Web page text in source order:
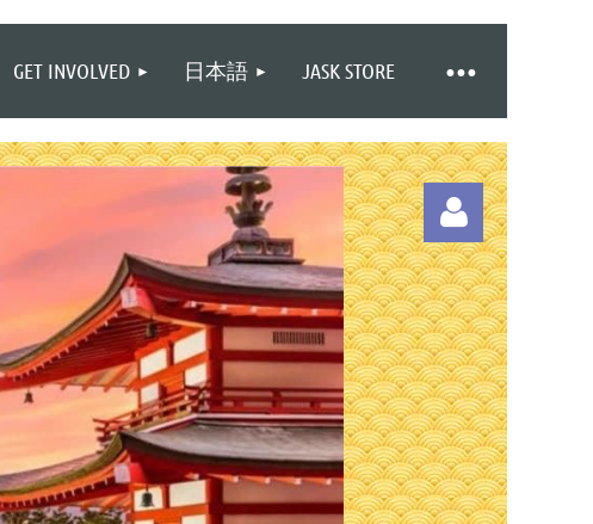
GET INVOLVED 日本語 JASK STORE
Log in